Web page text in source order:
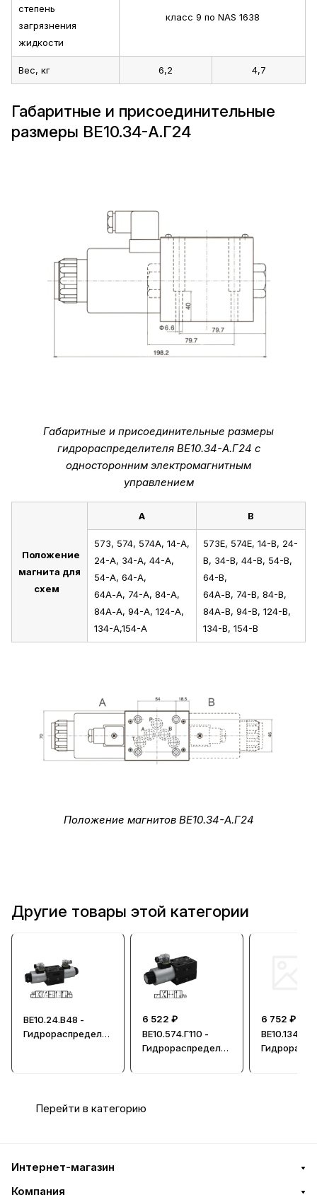
степень
загрязнения
жидкости
класс 9 по NAS 1638
Вес, кг 6,2 4,7
Габаритные и присоединительные
размеры ВЕ10.34-А.Г24
Габаритные и присоединительные размеры
гидрораспределителя ВЕ10.34-А.Г24 с
односторонним электромагнитным
управлением
Положение
магнита для
схем
А В
573, 574, 574А, 14-А,
24-А, 34-А, 44-А,
54-А, 64-А,
64А-А, 74-А, 84-А,
84А-А, 94-А, 124-А,
134-А,154-А
573Е, 574Е, 14-В, 24-
В, 34-В, 44-В, 54-В,
64-В,
64А-В, 74-В, 84-В,
84А-В, 94-В, 124-В,
134-В, 154-В
Положение магнитов ВЕ10.34-А.Г24
Другие товары этой категории
ВЕ10.24.В48 -
Гидрораспредели
6 522 ₽
ВЕ10.574.Г110 -
Гидрораспредели
6 752 ₽
ВЕ10.134-
Перейти в категорию
Интернет-магазин
Компания